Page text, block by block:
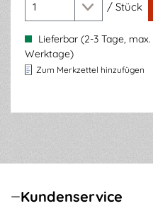
/ Stück
Lieferbar (2-3 Tage,
Werktage)
Zum Merkzettel hinzufügen
Kundenservice